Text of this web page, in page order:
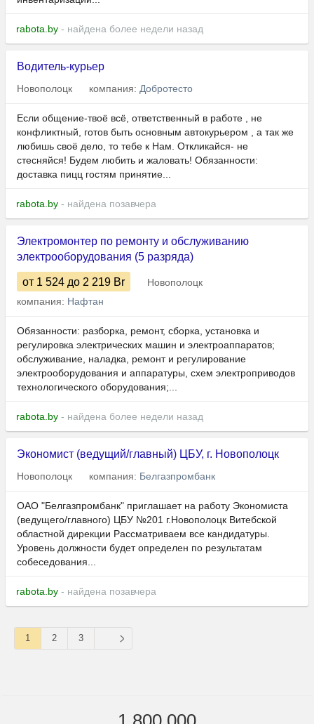
rabota.by - найдена более недели назад
Водитель-курьер
Новополоцк компания: Добротесто
Если общение-твоё всё, ответственный в работе , не
конфликтный, готов быть основным автокурьером , а так же
любишь своё дело, то тебе к Нам. Откликайся- не
стесняйся! Будем любить и жаловать! Обязанности:
доставка пицц гостям принятие...
rabota.by - найдена позавчера
Электромонтер по ремонту и обслуживанию
электрооборудования (5 разряда)
от 1 524 до 2 219 Br
Новополоцк
компания: Нафтан
Обязанности: разборка, ремонт, сборка, установка и
регулировка электрических машин и электроаппаратов;
обслуживание, наладка, ремонт и регулирование
электрооборудования и аппаратуры, схем электроприводов
технологического оборудования;...
rabota.by - найдена более недели назад
Экономист (ведущий/главный) ЦБУ, г. Новополоцк
Новополоцк компания: Белгазпромбанк
ОАО "Белгазпромбанк" приглашает на работу Экономиста
(ведущего/главного) ЦБУ №201 г.Новополоцк Витебской
областной дирекции Рассматриваем все кандидатуры.
Уровень должности будет определен по результатам
собеседования...
rabota.by - найдена позавчера
1 2 3